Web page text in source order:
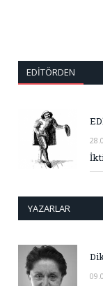
EDITÖRDEN
YAZARLAR